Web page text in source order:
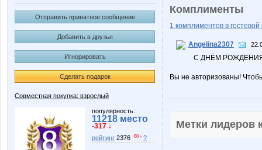
Отправить приватное сообщение
Добавить в друзья
Игнорировать
Сделать подарок
Совместная покупка: взрослый
популярность:
11218 место
-317 ↓
рейтинг 2376 -60 ↓ ?
Комплименты
1 комплиментов в гостевой
Angelina2307
С ДНЁМ
Вы не авторизованы!
Метки